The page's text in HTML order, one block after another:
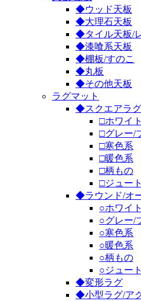
◆ウッド天板
◆大理石天板
◆タイル天板/
◆漆喰系天板
◆棚板/すのこ
◆丸板
◆その他天板
ラグマット
◆スクエアラグ
□ホワイ
□グレー/
□寒色系
□暖色系
□柄もの
□ジュー
◆ラウンド/オ
○ホワイ
○グレー/
○寒色系
○暖色系
○柄もの
○ジュー
◆変形ラグ
◆小型ラグ/ア